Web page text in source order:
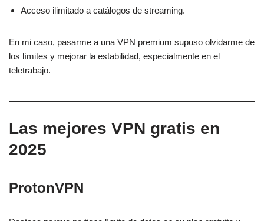
Acceso ilimitado a catálogos de streaming.
En mi caso, pasarme a una VPN premium supuso olvidarme de
los límites y mejorar la estabilidad, especialmente en el
teletrabajo.
Las mejores VPN gratis en
2025
ProtonVPN